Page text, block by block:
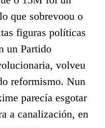
que sobrevoou o
figuras políticas
un Partido
volveu
reformismo. Nun
parecía esgotar
a canalización, en